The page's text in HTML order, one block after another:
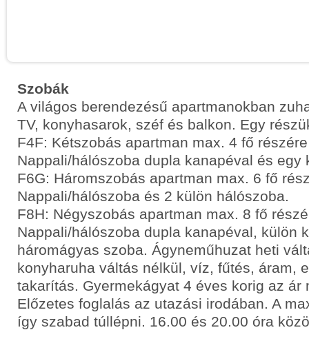
Szobák
A világos berendezésű apartmanokban
TV, konyhasarok, széf és balkon. Egy
F4F: Kétszobás apartman max. 4 fő
Nappali/hálószoba dupla kanapéval és egy
F6G: Háromszobás apartman max. 6 fő
Nappali/hálószoba és 2 külön hálószoba.
F8H: Négyszobás apartman max. 8 fő
Nappali/hálószoba dupla kanapéval, külön
háromágyas szoba. Ágyneműhuzat heti
konyharuha váltás nélkül, víz, fűtés, áram,
takarítás. Gyermekágyat 4 éves korig az ár
Előzetes foglalás az utazási irodában. A
így szabad túllépni. 16.00 és 20.00 óra